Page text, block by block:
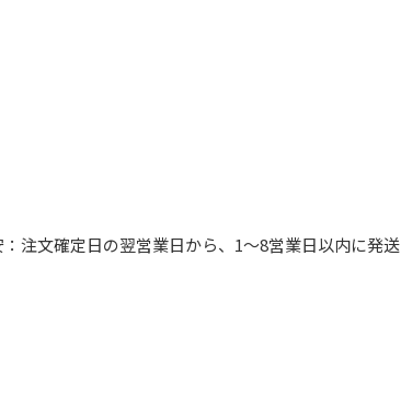
注文確定日の翌営業日から、1～8営業日以内に発送